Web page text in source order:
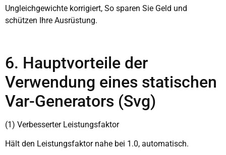
Ungleichgewichte korrigiert, So sparen Sie Geld und
schützen Ihre Ausrüstung.
6. Hauptvorteile der
Verwendung eines statischen
Var-Generators (Svg)
(1) Verbesserter Leistungsfaktor
Hält den Leistungsfaktor nahe bei 1.0, automatisch.